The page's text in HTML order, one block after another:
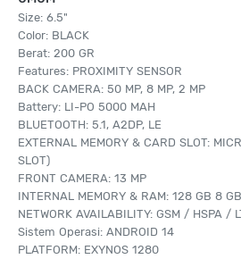
Size: 6.5"
Color: BLACK
Berat: 200 GR
Features: PROXIMITY SENSOR
BACK CAMERA: 50 MP, 8 MP, 2 MP
Battery: LI-PO 5000 MAH
BLUETOOTH: 5.1, A2DP, LE
EXTERNAL MEMORY & CARD SLOT:
SLOT)
FRONT CAMERA: 13 MP
INTERNAL MEMORY & RAM: 128 GB 8
NETWORK AVAILABILITY: GSM / HSPA /
Sistem Operasi: ANDROID 14
PLATFORM: EXYNOS 1280